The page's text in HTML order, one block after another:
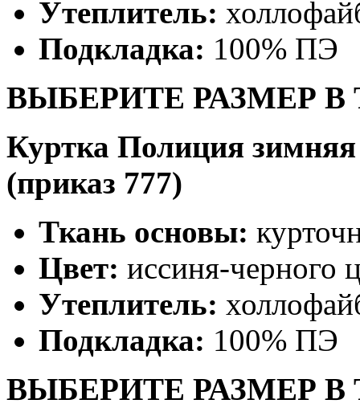
Утеплитель:
Подкладка: 100% ПЭ
ВЫБЕРИТЕ РАЗМЕР В
Куртка Полиция зимняя
(приказ 777)
Ткань основы:
Цвет: иссиня-черного
Утеплитель:
Подкладка: 100% ПЭ
ВЫБЕРИТЕ РАЗМЕР В